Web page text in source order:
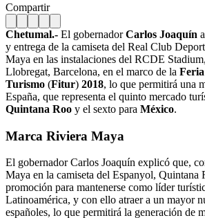
Compartir
Chetumal.- El gobernadorCarlos Joaquín
y entrega de la camiseta del Real Club
Maya en las instalaciones del RCDE
Llobregat, Barcelona, en el marco de la
Turismo (Fitur) 2018, lo que permitirá una
España, que representa el quinto mercado
Quintana Roo y el sexto para México.
Marca Riviera Maya
El gobernador Carlos Joaquín explicó que,
Maya en la camiseta del Espanyol, Quintana
promoción para mantenerse como líder
Latinoamérica, y con ello atraer a un mayor
españoles, lo que permitirá la generación de